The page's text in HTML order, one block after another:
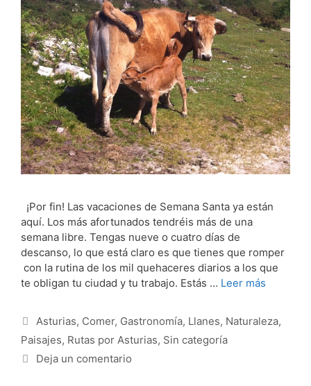
¡Por fin! Las vacaciones de Semana Santa ya están
aquí. Los más afortunados tendréis más de una
semana libre. Tengas nueve o cuatro días de
descanso, lo que está claro es que tienes que romper
con la rutina de los mil quehaceres diarios a los que
te obligan tu ciudad y tu trabajo. Estás … Leer más
Categorías
Asturias, Comer, Gastronomía, Llanes, Naturaleza,
Paisajes, Rutas por Asturias, Sin categoría
Deja un comentario